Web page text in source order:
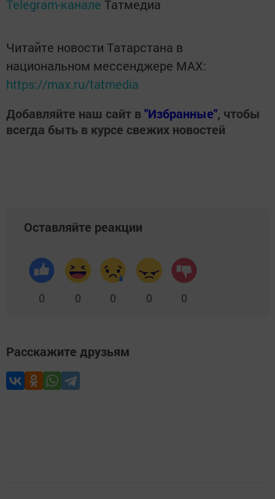
Telegram-канале Татмедиа
Читайте новости Татарстана в
национальном мессенджере MАХ:
https://max.ru/tatmedia
Добавляйте наш сайт в"Избранные", чтобы
всегда быть в курсе свежих новостей
Оставляйте реакции
0 0 0 0 0
Расскажите друзьям